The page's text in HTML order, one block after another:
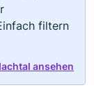
filtern
ansehen